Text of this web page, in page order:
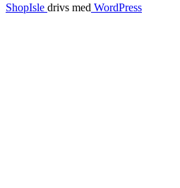
ShopIsle drivs med WordPress